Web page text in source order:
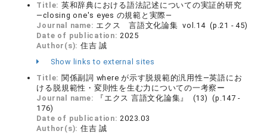
Title: 英和辞典における語法記述についての実証的研究
―closing one's eyes の規範と実際―
Journal name: エクス 言語文化論集 vol.14 (p.21 - 45)
Date of publication:2025
Author(s): 住吉 誠
Show links to external sites
Title: 関係副詞 where が示す脱規範的汎用性―英語にお
ける脱規範性・変則性を生む力についての一考察ー
Journal name:
『エクス 言語文化論集』 (13) (p.147 -
176)
Date of publication:2023.03
Author(s): 住吉 誠